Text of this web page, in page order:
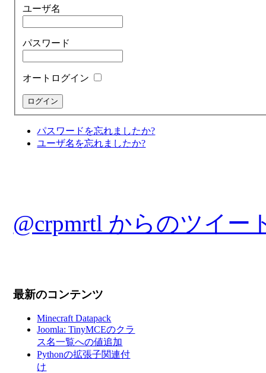
ユーザ名
パスワード
オートログイン
パスワードを忘れましたか?
ユーザ名を忘れましたか?
@crpmrtl からのツイー
最新のコンテンツ
Minecraft Datapack
Joomla: TinyMCEのクラ
ス名一覧への値追加
Pythonの拡張子関連付
け